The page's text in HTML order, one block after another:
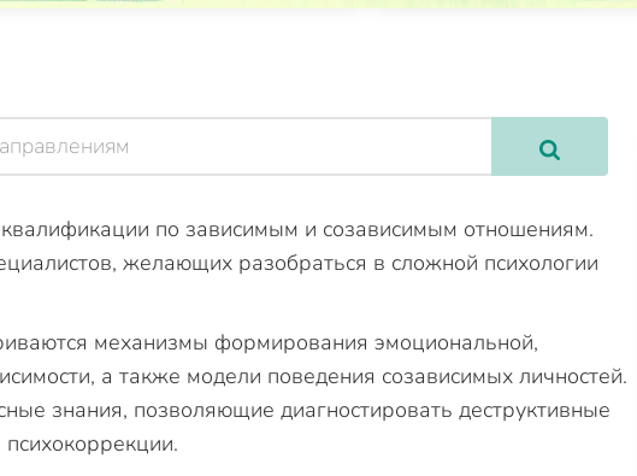
по зависимым и созависимым отношениям.
желающих разобраться в сложной психологии
механизмы формирования эмоциональной,
а также модели поведения созависимых личностей.
знания, позволяющие диагностировать деструктивные